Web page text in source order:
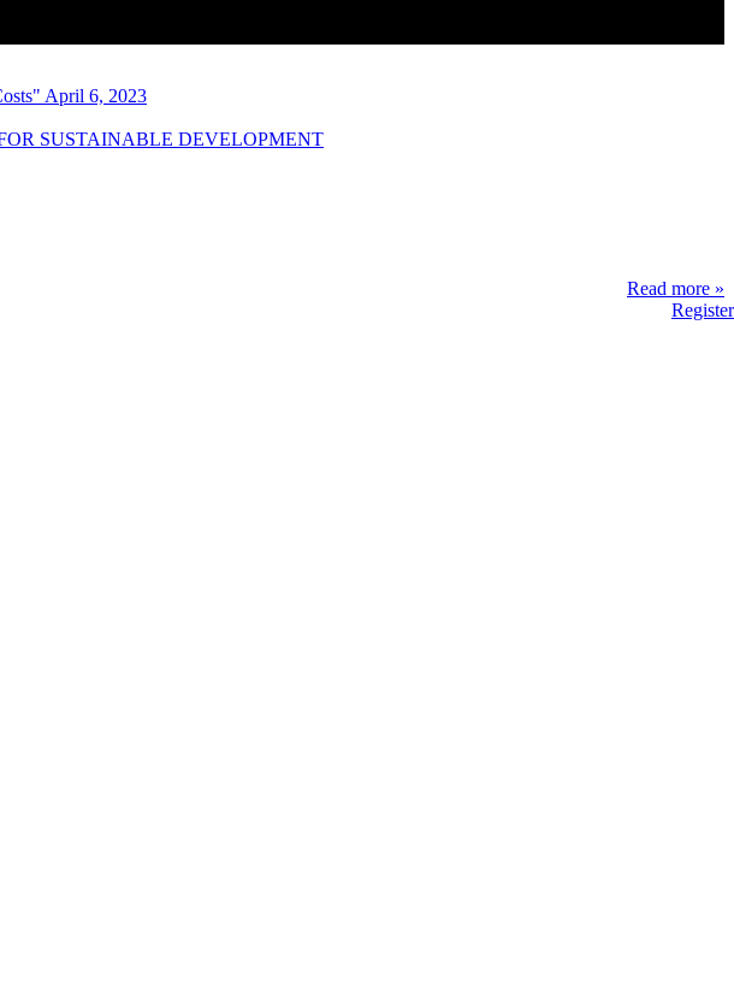
April 6, 2023
SUSTAINABLE DEVELOPMENT
Read more »
Register